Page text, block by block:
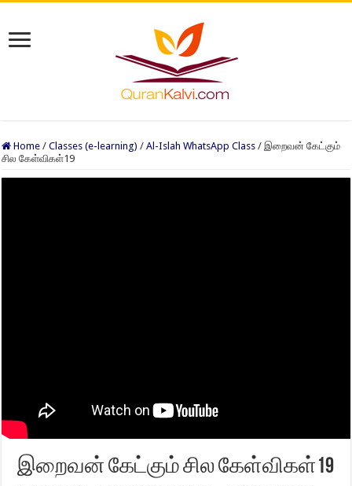
Home / Classes (e-learning) / Al-Islah WhatsApp Class / இறைவன் கேட்கும்
சில கேள்விகள்19
இறைவன் கேட்கும் சில கேள்விகள்19